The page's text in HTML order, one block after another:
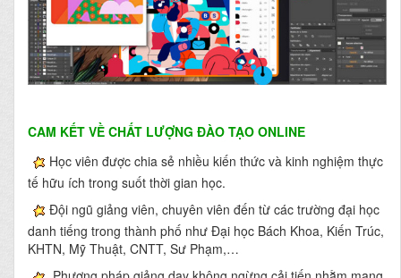
CAM KẾT VỀ CHẤT LƯỢNG ĐÀO TẠO ONLINE
Học viên được chia sẻ nhiều kiến thức và kinh nghiệm thực
tế hữu ích trong suốt thời gian học.
Đội ngũ giảng viên, chuyên viên đến từ các trường đại học
danh tiếng trong thành phố như Đại học Bách Khoa, Kiến Trúc,
KHTN, Mỹ Thuật, CNTT, Sư Phạm,…